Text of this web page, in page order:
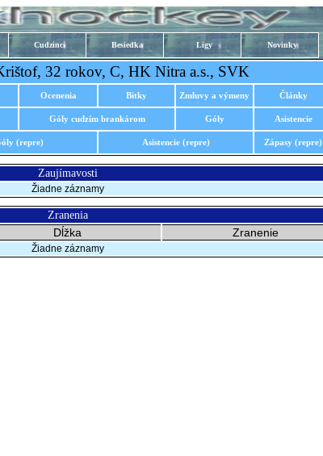
Cudzinci Besiedka Ligy Novinky
32 rokov, C, HK Nitra a.s., SVK
Ocenenia Bitky Zmluvy a výmeny Články
Góly cudzím brankárom Góly Asistencie
(repre) Asistencie (repre) Zápasy (repre)
Zaujímavosti
Žiadne záznamy
Zranenia
Dĺžka Zranenie
Žiadne záznamy